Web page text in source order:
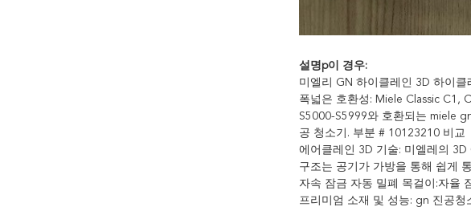
설명p이 경우:
미엘리 GN 하이클레인 3D 하이클
폭넓은 호환성: Miele Classic C1,
S5000-S5999와 호환되는 miele
공 청소기. 부분 # 10123210 비교
에어클레인 3D 기술: 미엘레의
구조는 공기가 가방을 통해 쉽게
자속 잠금 자동 밀폐 목걸이:자율
프리미엄 소재 및 성능: gn 진공